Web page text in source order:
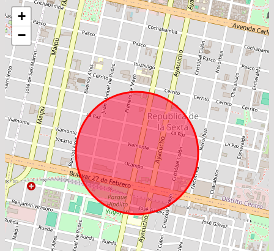
+
−